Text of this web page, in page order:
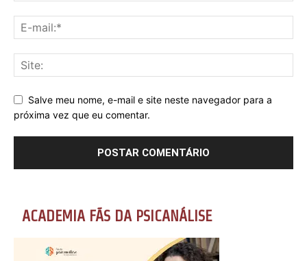
Salve meu nome, e-mail e site neste navegador para a
próxima vez que eu comentar.
ACADEMIA FÃS DA PSICANÁLISE